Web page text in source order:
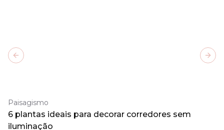
Paisagismo
6 plantas ideais para decorar corredores sem
iluminação
Previous slide